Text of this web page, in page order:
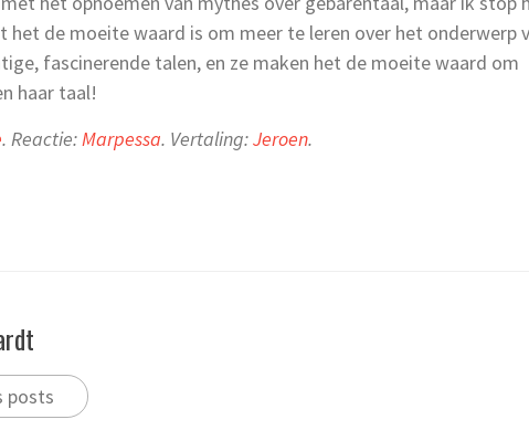
het de moeite waard is om meer te leren over het onderwerp
fascinerende talen, en ze maken het de moeite waard om
haar taal!
. Reactie:Marpessa. Vertaling:Jeroen.
posts